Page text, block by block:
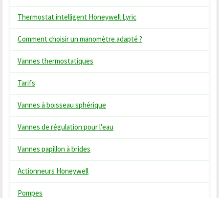
Thermostat intelligent Honeywell Lyric
Comment choisir un manomètre adapté ?
Vannes thermostatiques
Tarifs
Vannes à boisseau sphérique
Vannes de régulation pour l'eau
Vannes papillon à brides
Actionneurs Honeywell
Pompes